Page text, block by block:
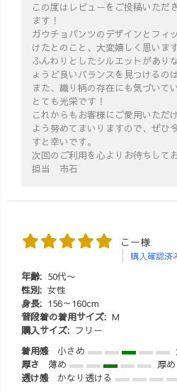
この度はレビューをご投稿いただ
ます！
ガウチョパンツのデザインとフィ
けたとのこと、大変嬉しく思いま
ふんわりとしたシルエットがあり
ょうど良いバランスを見つけるの
また、織り柄の存在にも気づいて
とても光栄です！
これからもお客様にご愛用いただ
よう努めてまいりますので、ぜひ
すと幸いです。
次回のご利用を心よりお待ちして
担当 市石
こー様
購入確認済
年齢: 50代〜
性別: 女性
身長: 156～160cm
普段着の着用サイズ: M
購入サイズ: フリー
着用感
小さめ
厚さ
薄め
厚め
透け感
かなり透ける